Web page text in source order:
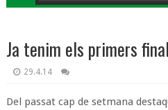
Ja tenim els primers
29.4.14
Del passat cap de setmana